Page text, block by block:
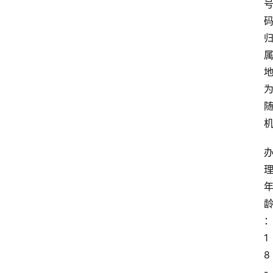
号
码
归
属
地
为
随
机
办
理
年
龄
：
1
8